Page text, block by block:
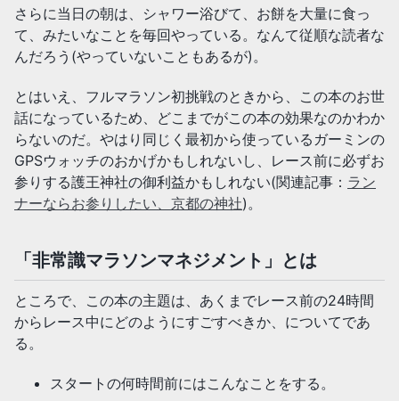
さらに当日の朝は、シャワー浴びて、お餅を大量に食っ
て、みたいなことを毎回やっている。なんて従順な読者な
んだろう(やっていないこともあるが)。
とはいえ、フルマラソン初挑戦のときから、この本のお世
話になっているため、どこまでがこの本の効果なのかわか
らないのだ。やはり同じく最初から使っているガーミンの
GPSウォッチのおかげかもしれないし、レース前に必ずお
参りする護王神社の御利益かもしれない(関連記事： ラン
ナーならお参りしたい、京都の神社)。
「非常識マラソンマネジメント」とは
ところで、この本の主題は、あくまでレース前の24時間
からレース中にどのようにすごすべきか、についてであ
る。
スタートの何時間前にはこんなことをする。